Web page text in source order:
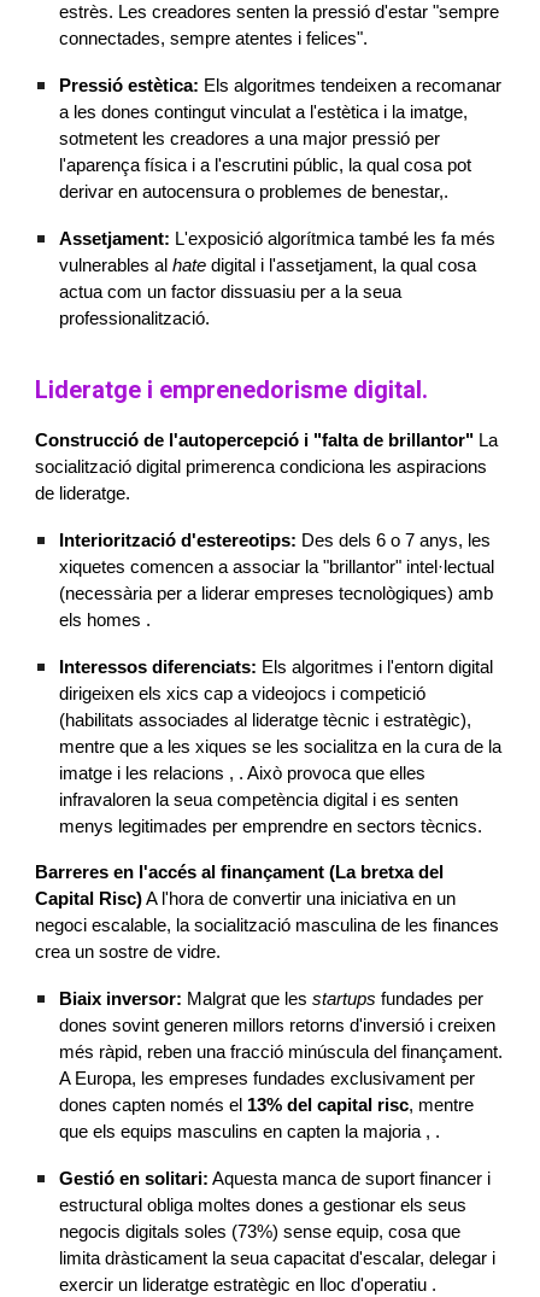
estrès. Les creadores senten la pressió d'estar "sempre
connectades, sempre atentes i felices".
Pressió estètica: Els algoritmes tendeixen a recomanar
a les dones contingut vinculat a l'estètica i la imatge,
sotmetent les creadores a una major pressió per
l'aparença física i a l'escrutini públic, la qual cosa pot
derivar en autocensura o problemes de benestar,.
Assetjament: L'exposició algorítmica també les fa més
vulnerables alhate digital i l'assetjament, la qual cosa
actua com un factor dissuasiu per a la seua
professionalització.
Lideratge i emprenedorisme digital.
Construcció de l'autopercepció i "falta de brillantor" La
socialització digital primerenca condiciona les aspiracions
de lideratge.
Interiorització d'estereotips: Des dels 6 o 7 anys, les
xiquetes comencen a associar la "brillantor" intel·lectual
(necessària per a liderar empreses tecnològiques) amb
els homes .
Interessos diferenciats: Els algoritmes i l'entorn digital
dirigeixen els xics cap a videojocs i competició
(habilitats associades al lideratge tècnic i estratègic),
mentre que a les xiques se les socialitza en la cura de la
imatge i les relacions , . Això provoca que elles
infravaloren la seua competència digital i es senten
menys legitimades per emprendre en sectors tècnics.
Barreres en l'accés al finançament (La bretxa del
Capital Risc)A l'hora de convertir una iniciativa en un
negoci escalable, la socialització masculina de les finances
crea un sostre de vidre.
Biaix inversor: Malgrat que lesstartups fundades per
dones sovint generen millors retorns d'inversió i creixen
més ràpid, reben una fracció minúscula del finançament.
A Europa, les empreses fundades exclusivament per
dones capten només el 13% del capital risc, mentre
que els equips masculins en capten la majoria , .
Gestió en solitari: Aquesta manca de suport financer i
estructural obliga moltes dones a gestionar els seus
negocis digitals soles (73%) sense equip, cosa que
limita dràsticament la seua capacitat d'escalar, delegar i
exercir un lideratge estratègic en lloc d'operatiu .